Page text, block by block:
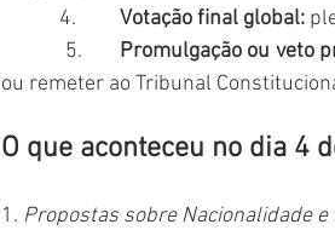
4. Votação final global:
5. Promulgação ou veto
ou remeter ao Tribunal
O que aconteceu no dia 4
1 . Propostas sobre Nacionalidade e